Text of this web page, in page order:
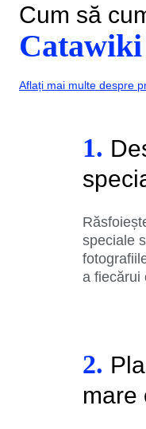
Cum să
Catawiki
Aflați mai multe despre
1.
speciale
a fiecărui
2.
mare